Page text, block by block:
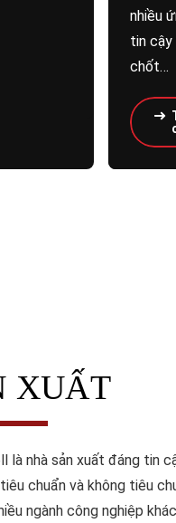
nhiều
tin cậy
chốt…
XUẤT
là nhà sản xuất đáng tin
chuẩn và không tiêu
ngành công nghiệp